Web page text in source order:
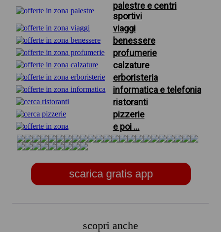
palestre e centri
sportivi
viaggi
benessere
profumerie
calzature
erboristeria
informatica e telefonia
ristoranti
pizzerie
e poi ...
scarica gratis app
scopri anche